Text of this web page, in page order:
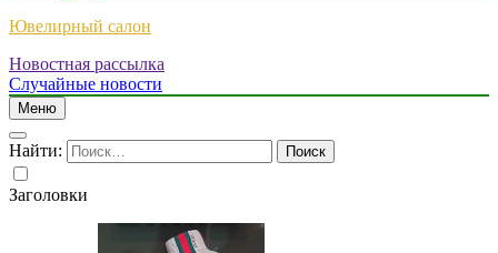
Ювелирный салон
Новостная рассылка
Случайные новости
Меню
Найти:
Заголовки